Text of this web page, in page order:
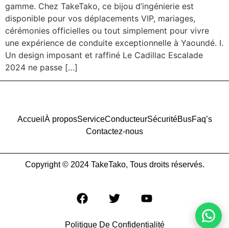
gamme. Chez TakeTako, ce bijou d’ingénierie est
disponible pour vos déplacements VIP, mariages,
cérémonies officielles ou tout simplement pour vivre
une expérience de conduite exceptionnelle à Yaoundé. I.
Un design imposant et raffiné Le Cadillac Escalade
2024 ne passe […]
Accueil À proposServiceConducteurSécuritéBusFaq’s
Contactez-nous
Copyright © 2024 TakeTako, Tous droits réservés.
Politique De Confidentialité